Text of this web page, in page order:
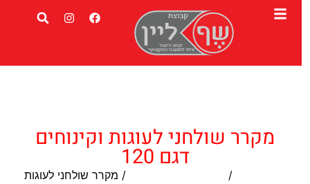
מקרר שולחני לעוגות וקינוחים
דגם 120
מקרר ויטרינה לעוגות
/ מקרר שולחני לעוגות